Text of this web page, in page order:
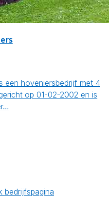
een hoveniersbedrijf met 4
op 01-02-2002 en is
bedrijfspagina